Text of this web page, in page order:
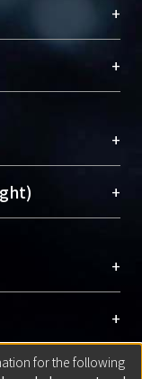
珍藏及向國際
，圖書館整合
不同功能平
。期能整合研
researcher
integrates the
“Academic
+
+
+
用性的社會運
著作公開供使
提升研究影響
）
+
或由第三方贊
者及第三方同
is your
the right to
+
+
號登入 +
for the following